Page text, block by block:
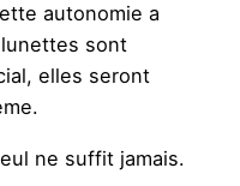
autonomie a
sont
elles seront
ne suffit jamais.